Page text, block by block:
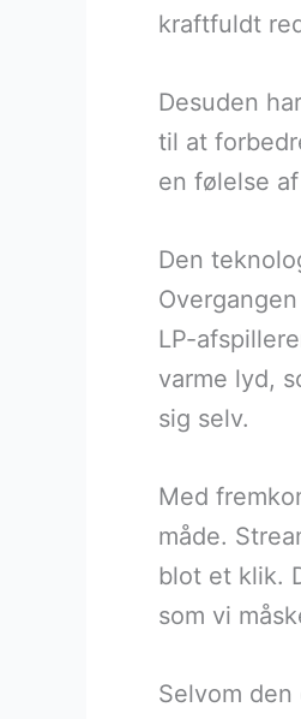
kraftfuldt
Desuden
til at
en følelse
Den
LP-
varme lyd,
sig selv.
Med
måde.
blot et klik.
som vi
Selvom